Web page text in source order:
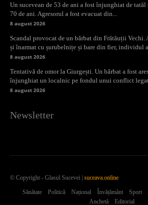
Un sucevean de 53 de ani a fost înjunghiat de
70 de ani. Agresorul a fost evacuat din...
8 august 2026
Scandal provocat de un bărbat din Frătăuții Vechi.
și înarmat cu șurubelnițe și bare din fier, individul a
8 august 2026
Tentativă de omor la Giurgești. Un bărbat a fost
înjunghiat un localnic pe fondul unui conflict legat
8 august 2026
Newsletter
© Copyright - Glasul Sucevei | suceava.online
Sănătate Politică Național Învățământ Sport
Anchetă
Editorial